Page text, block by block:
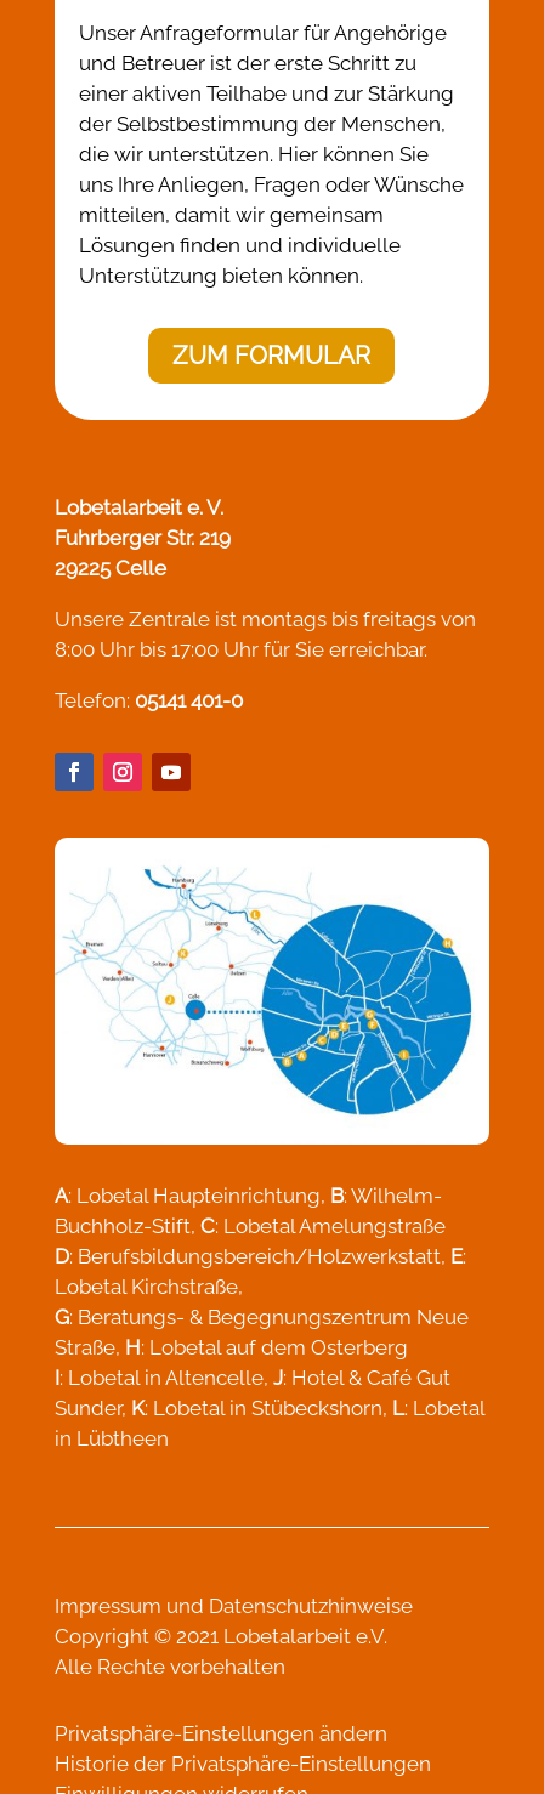
Unser Anfrageformular für Angehörige
und Betreuer ist der erste Schritt zu
einer aktiven Teilhabe und zur Stärkung
der Selbstbestimmung der Menschen,
die wir unterstützen. Hier können Sie
uns Ihre Anliegen, Fragen oder Wünsche
mitteilen, damit wir gemeinsam
Lösungen finden und individuelle
Unterstützung bieten können.
ZUM FORMULAR
Lobetalarbeit e. V.
Fuhrberger Str. 219
29225 Celle
Unsere Zentrale ist montags bis freitags von
8:00 Uhr bis 17:00 Uhr für Sie erreichbar.
Telefon: 05141 401-0
A: Lobetal Haupteinrichtung, B: Wilhelm-
Buchholz-Stift, C: Lobetal Amelungstraße
D: Berufsbildungsbereich/Holzwerkstatt, E:
Lobetal Kirchstraße,
G: Beratungs- & Begegnungszentrum Neue
Straße, H: Lobetal auf dem Osterberg
I: Lobetal in Altencelle, J: Hotel & Café Gut
Sunder, K: Lobetal in Stübeckshorn, L: Lobetal
in Lübtheen
Impressum und Datenschutzhinweise
Copyright © 2021 Lobetalarbeit e.V.
Alle Rechte vorbehalten
Privatsphäre-Einstellungen ändern
Historie der Privatsphäre-Einstellungen